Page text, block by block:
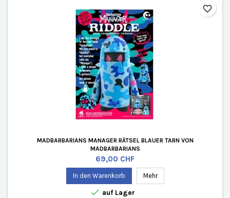
MADBARBARIANS MANAGER RÄTSEL BLAUER TARN VON
MADBARBARIANS
Preis
69,00 CHF
In den Warenkorb Mehr
 auf Lager
favorite_border